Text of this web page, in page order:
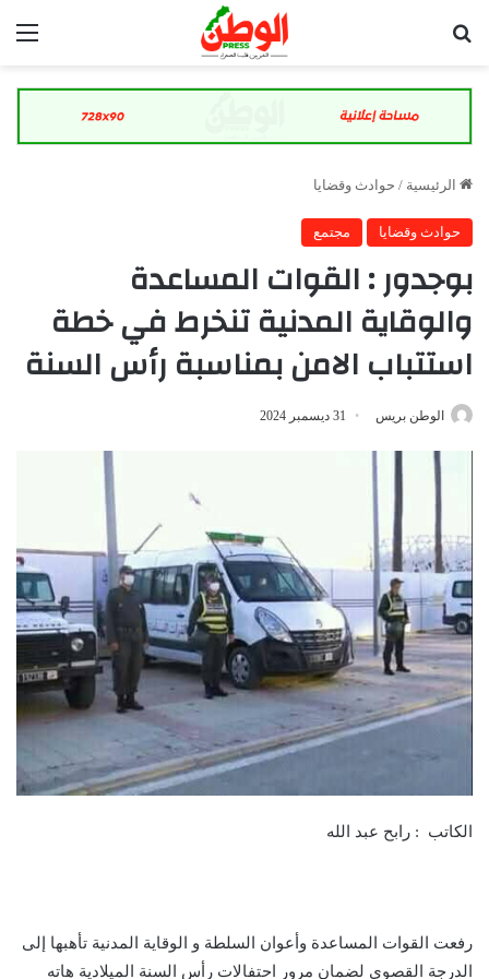
الرئيسية / حوادث وقضايا
حوادث وقضايا مجتمع
بوجدور : القوات المساعدة
والوقاية المدنية تنخرط في خطة
استتباب الامن بمناسبة رأس السنة
الوطن بريس 31 ديسمبر 2024
الكاتب : رابح عبد الله
رفعت القوات المساعدة وأعوان السلطة و الوقاية المدنية تأهبها إلى
الدرجة القصوى لضمان مرور احتفالات رأس السنة الميلادية هاته